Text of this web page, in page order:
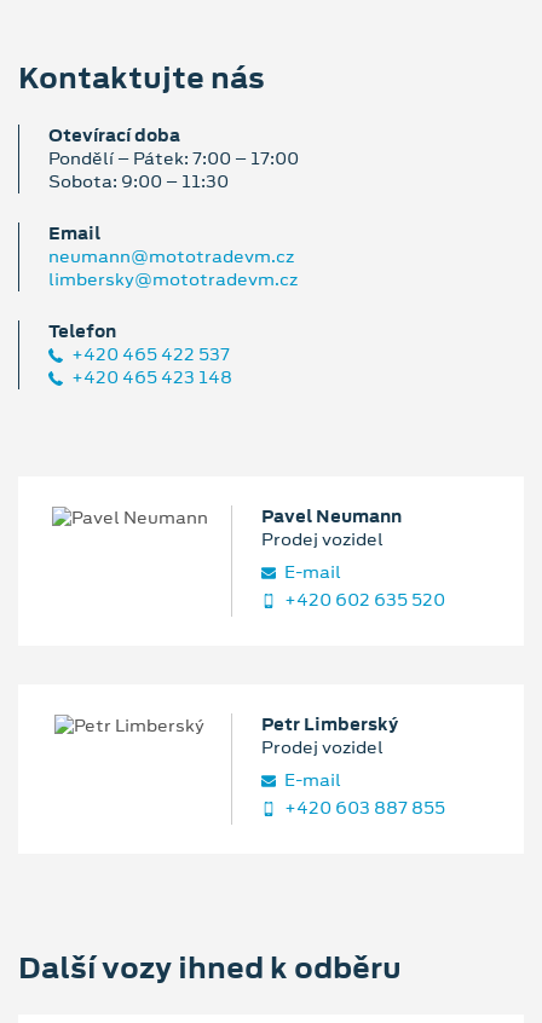
Kontaktujte nás
Otevírací doba
Pondělí – Pátek: 7:00 – 17:00
Sobota: 9:00 – 11:30
Email
neumann@mototradevm.cz
limbersky@mototradevm.cz
Telefon
+420 465 422 537
+420 465 423 148
Pavel Neumann
Prodej vozidel
E‑mail
+420 602 635 520
Petr Limberský
Prodej vozidel
E‑mail
+420 603 887 855
Další vozy ihned k odběru